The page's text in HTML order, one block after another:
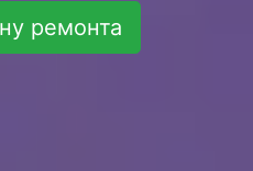
ремонта